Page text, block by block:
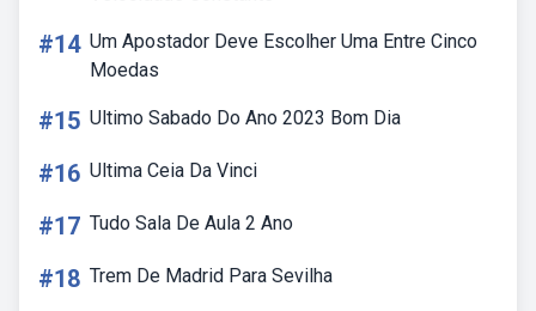
#14 Um Apostador Deve Escolher Uma Entre Cinco
Moedas
#15 Ultimo Sabado Do Ano 2023 Bom Dia
#16 Ultima Ceia Da Vinci
#17 Tudo Sala De Aula 2 Ano
#18 Trem De Madrid Para Sevilha